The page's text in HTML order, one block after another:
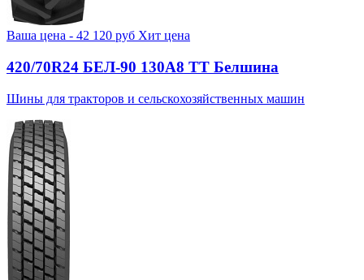
Ваша цена - 42 120 руб Хит цена
420/70R24 БЕЛ-90 130А8 TT Белшина
Шины для тракторов и сельскохозяйственных машин